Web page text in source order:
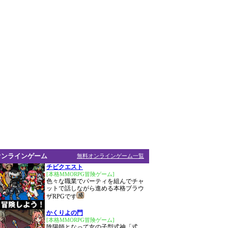
無料オンラインゲーム一覧
ラインゲーム
チビクエスト
[本格MMORPG冒険ゲーム]
色々な職業でパーティを組んでチャ
ットで話しながら進める本格ブラウ
ザRPGです
かくりよの門
[本格MMORPG冒険ゲーム]